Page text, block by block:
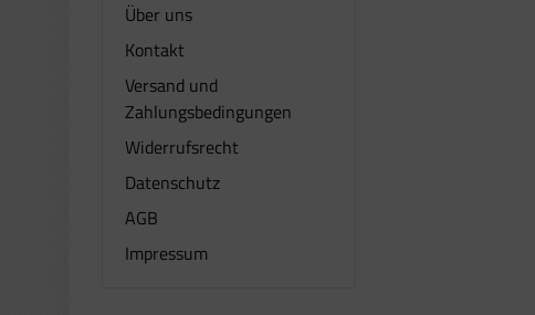
Über uns
Kontakt
Versand und
Zahlungsbedingungen
Widerrufsrecht
Datenschutz
AGB
Impressum